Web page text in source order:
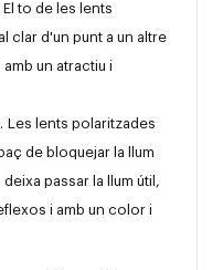
El to de les lents
clar d'un punt a un altre
un atractiu i
. Les lents polaritzades
de bloquejar la llum
passar la llum útil,
i amb un color i